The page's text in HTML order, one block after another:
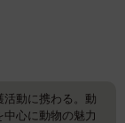
動に携わる。動
心に動物の魅力